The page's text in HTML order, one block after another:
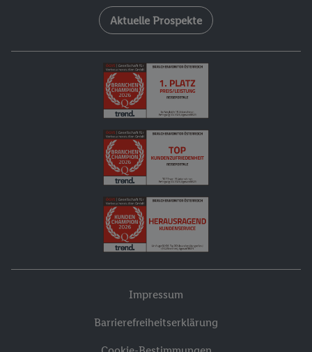
Aktuelle Prospekte
Impressum
Barrierefreiheitserklärung